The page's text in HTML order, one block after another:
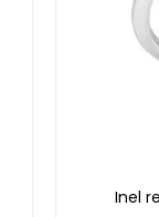
Inel